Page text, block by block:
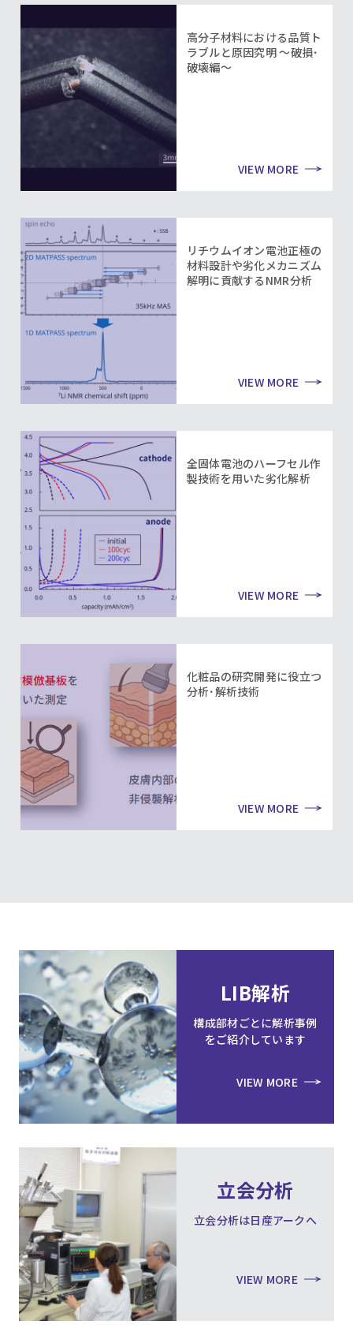
高分子材料における品質ト
ラブルと原因究明 ～破損･
破壊編～
VIEW MORE
リチウムイオン電池正極の
材料設計や劣化メカニズム
解明に貢献するNMR分析
VIEW MORE
全固体電池のハーフセル作
製技術を用いた劣化解析
VIEW MORE
化粧品の研究開発に役立つ
分析･解析技術
VIEW MORE
LIB解析
構成部材ごとに解析事例
をご紹介しています
VIEW MORE
立会分析
立会分析は日産アークへ
VIEW MORE